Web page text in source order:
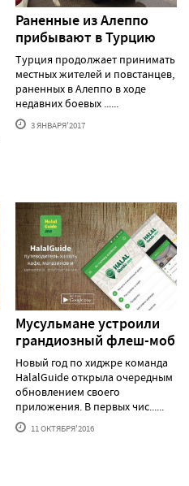
Раненные из Алеппо
прибывают в Турцию
Турция продолжает принимать
местных жителей и повстанцев,
раненных в Алеппо в ходе
недавних боевых ......
3 ЯНВАРЯ'2017
Мусульмане устроили
грандиозный флеш-моб
Новый год по хиджре команда
HalalGuide открыла очередным
обновлением своего
приложения. В первых чис......
11 ОКТЯБРЯ'2016